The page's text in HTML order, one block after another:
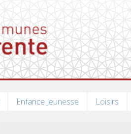
Enfance Jeunesse Loisirs